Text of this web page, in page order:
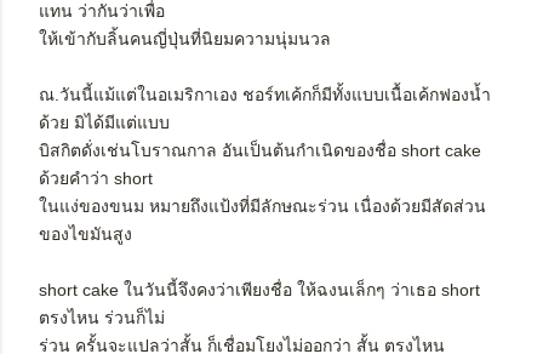
แทน ว่ากันว่าเพื่อ
ให้เข้ากับลิ้นคนญี่ปุ่นที่นิยมความนุ่มนวล
ณ.วันนี้แม้แต่ในอเมริกาเอง ชอร์ทเค้กก็มีทั้งแบบเนื้อเค้กฟองน้ำ
ด้วย มิได้มีแต่แบบ
บิสกิตดั่งเช่นโบราณกาล อันเป็นต้นกำเนิดของชื่อ short cake
ด้วยคำว่า short
ในแง่ของขนม หมายถึงแป้งที่มีลักษณะร่วน เนื่องด้วยมีสัดส่วน
ของไขมันสูง
short cake ในวันนี้จึงคงว่าเพียงชื่อ ให้ฉงนเล็กๆ ว่าเธอ short
ตรงไหน ร่วนก็ไม่
ร่วน ครั้นจะแปลว่าสั้น ก็เชื่อมโยงไม่ออกว่า สั้น ตรงไหน